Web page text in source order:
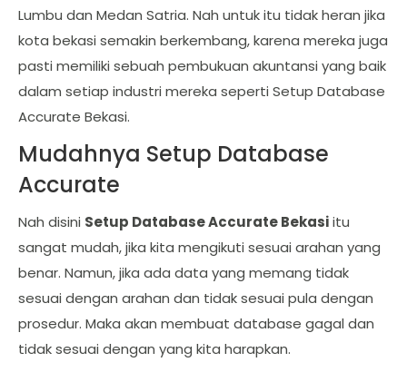
Lumbu dan Medan Satria. Nah untuk itu tidak heran jika
kota bekasi semakin berkembang, karena mereka juga
pasti memiliki sebuah pembukuan akuntansi yang baik
dalam setiap industri mereka seperti Setup Database
Accurate Bekasi.
Mudahnya Setup Database
Accurate
Nah disini Setup Database Accurate Bekasiitu
sangat mudah, jika kita mengikuti sesuai arahan yang
benar. Namun, jika ada data yang memang tidak
sesuai dengan arahan dan tidak sesuai pula dengan
prosedur. Maka akan membuat database gagal dan
tidak sesuai dengan yang kita harapkan.